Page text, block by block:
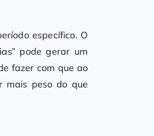
específico. O
pode gerar um
fazer com que ao
mais peso do que